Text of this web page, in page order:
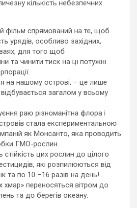
кількість небезпечних
фільм спрямований на те, щоб
урядів, особливо західних,
для того щоб
та чинити тиск на ці потужні
на нашому острові, – це лише
загалом у всьому
раю різноманітна флора і
стала експериментальною
як Монсанто, яка проводить
ГМО-рослин.
цих рослин до цілого
які розпилюються від
та по 10 –16 разів на день!..
хмар» переносяться вітром до
та до берегів океану.